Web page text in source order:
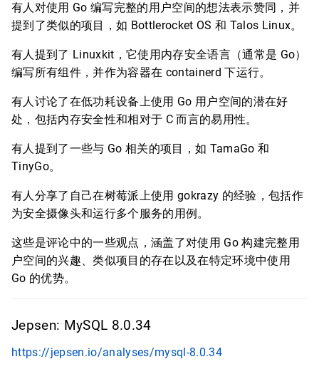
有人对使用 Go 编写完整的用户空间的想法表示赞同，并
提到了类似的项目，如 Bottlerocket OS 和 Talos Linux。
有人提到了 Linuxkit，它使用内存安全语言（通常是 Go）
编写所有组件，并作为容器在 containerd 下运行。
有人讨论了在低功耗设备上使用 Go 用户空间的潜在好
处，包括内存安全性和相对于 C 而言的易用性。
有人提到了一些与 Go 相关的项目，如 TamaGo 和
TinyGo。
有人分享了自己在树莓派上使用 gokrazy 的经验，包括作
为安全摄像头和运行多个服务的用例。
这些是评论中的一些观点，涵盖了对使用 Go 构建完整用
户空间的兴趣、类似项目的存在以及在特定环境中使用
Go 的优势。
Jepsen: MySQL 8.0.34
https://jepsen.io/analyses/mysql-8.0.34